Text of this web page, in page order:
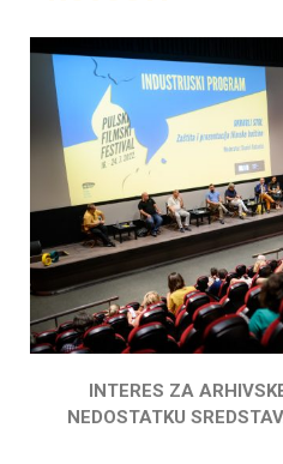
INTERES ZA
NEDOSTATKU